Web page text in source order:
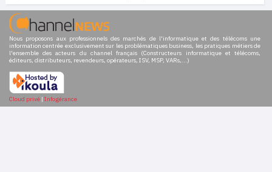
Nous proposons aux professionnels des marchés de l'informatique et des télécoms une
information centrée exclusivement sur les problématiques business, les pratiques métiers de
l'ensemble des acteurs du channel français (Constructeurs informatique et télécoms,
éditeurs, distributeurs, revendeurs, opérateurs, ISV, MSP, VARs,...)
Cloud privé | Infogérance